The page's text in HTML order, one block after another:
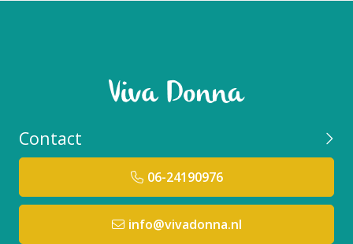
Contact
06-24190976
info@vivadonna.nl